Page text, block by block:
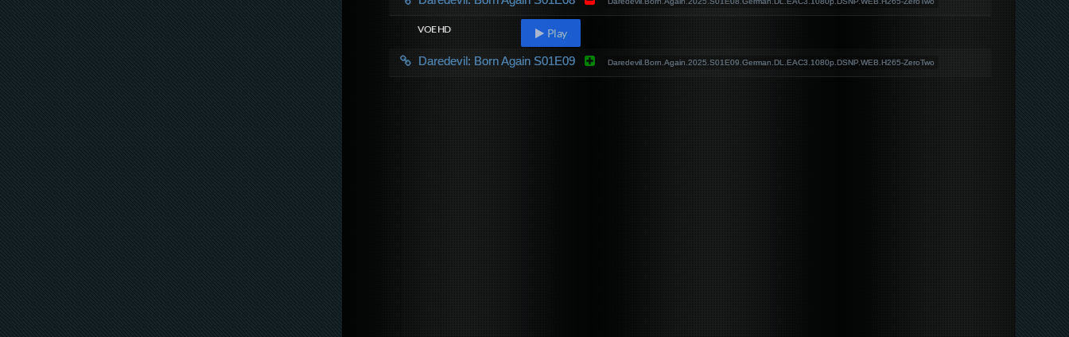
VOE HD Play
Daredevil: Born Again S01E09 Daredevil.Born.Again.2025.S01E09.German.DL.EAC3.1080p.DSNP.WEB.H265-ZeroTwo